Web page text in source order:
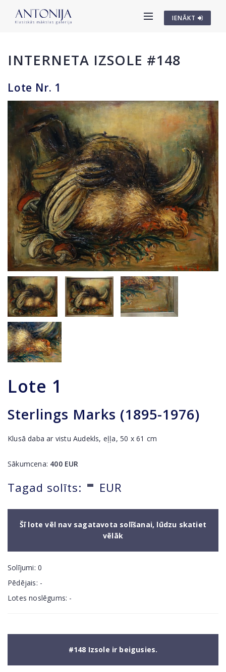
IENĀKT
INTERNETA IZSOLE #148
Lote Nr. 1
Lote 1
Sterlings Marks (1895-1976)
Klusā daba ar vistu Audekls, eļļa, 50 x 61 cm
Sākumcena: 400EUR
Tagad solīts: - EUR
Šī lote vēl nav sagatavota solīšanai, lūdzu skatiet
vēlāk
Solījumi:0
Pēdējais: -
Lotes noslēgums: -
#148 Izsole ir beigusies.